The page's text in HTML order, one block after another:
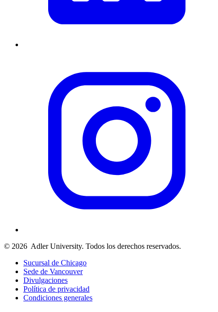
© 2026 Adler University. Todos los derechos reservados.
Sucursal de Chicago
Sede de Vancouver
Divulgaciones
Política de privacidad
Condiciones generales